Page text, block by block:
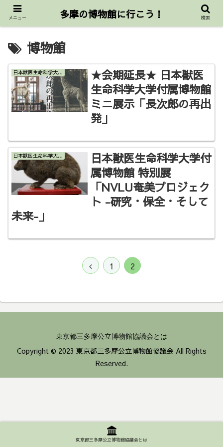
博物館
日本獣医生命科学大学付属博物館
★会期延長★ 日本獣医
生命科学大学付属博物館
ミニ展示「長次郎の再出
発」
日本獣医生命科学大学付属博物館
日本獣医生命科学大学付
属博物館 特別展
「NVLU奄美プロジェク
ト -研究・保全・そして
未来-」
前
1 2
東京都三多摩公立博物館協議会とは
Copyright © 2023 東京都三多摩公立博物館協議会 All Rights
Reserved.
メニュー 多摩の博物館に行こう！ 検索
東京都三多摩公立博物館協議会とは